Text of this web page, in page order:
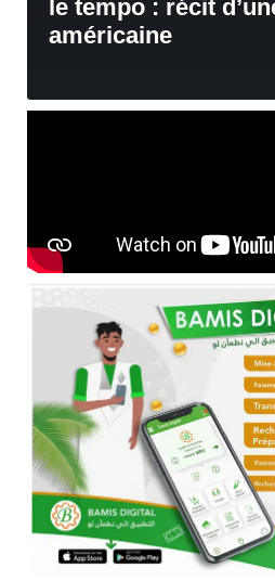
le tempo : récit
américaine